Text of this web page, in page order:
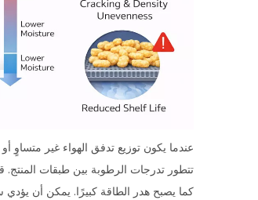
عندما يكون توزيع تدفق الهواء غير متساوٍ
تتطور تدرجات الرطوبة بين طبقات المنتج.